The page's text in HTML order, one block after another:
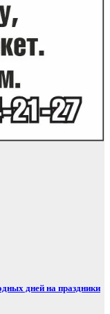
дней на праздники